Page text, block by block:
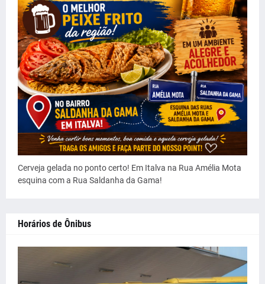
Cerveja gelada no ponto certo! Em Italva na Rua Amélia Mota
esquina com a Rua Saldanha da Gama!
Horários de Ônibus